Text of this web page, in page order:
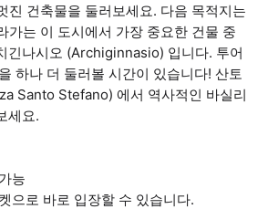
건축물을 둘러보세요. 다음 목적지는
가는 이 도시에서 가장 중요한 건물 중
긴나시오 (Archiginnasio) 입니다. 투어
하나 더 둘러볼 시간이 있습니다! 산토
Santo Stefano) 에서 역사적인 바실리
세요.
능
으로 바로 입장할 수 있습니다.